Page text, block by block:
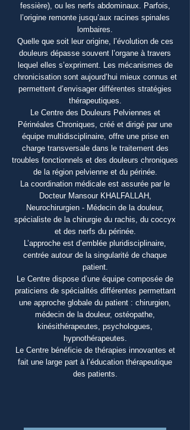
fessière), ou les nerfs abdominaux. Parfois,
l’origine remonte jusqu’aux racines spinales
lombaires.
Quelle que soit leur origine, l’évolution de ces
douleurs dépasse souvent l’organe à travers
lequel elles s’expriment. Les mécanismes de
chronicisation sont aujourd’hui mieux connus et
permettent d’envisager différentes stratégies
thérapeutiques.
Le Centre des Douleurs Pelviennes et
Périnéales Chroniques, créé et dirigé par une
équipe multidisciplinaire, offre une prise en
charge transversale dans le traitement des
troubles fonctionnels et des douleurs chroniques
de la région pelvienne et du périnée.
La coordination médicale est assurée par le
Docteur Mansour KHALFALLAH,
Neurochirurgien - Médecin de la douleur,
spécialiste de la chirurgie du rachis, du coccyx
et des nerfs du périnée.
L’approche est d’emblée pluridisciplinaire,
centrée autour de la singularité de chaque
patient.
Le Centre dispose d’une équipe composée de
praticiens de spécialités différentes permettant
une approche globale du patient : chirurgien,
médecin de la douleur, ostéopathe,
kinésithérapeutes, psychologues,
hypnothérapeutes.
Le Centre bénéficie de thérapies innovantes et
fait une large part à l’éducation thérapeutique
des patients.